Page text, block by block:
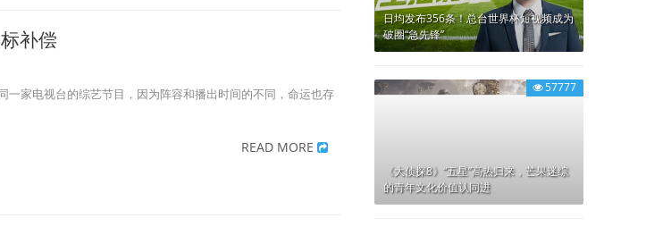
补偿
一家电视台的综艺节目，因为阵容和播出时间的不同，命运也存
READ MORE
日均发布356条！总台世界杯短视频成为
破圈“急先锋”
57777
《大侦探8》“五星”高热归来，芒果迷综
的青年文化价值认同进